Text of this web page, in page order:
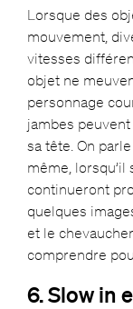
Lorsque des
mouvement,
vitesses
objet ne
personnage
jambes
sa tête. On
même, lorsqu’il
continueront
quelques
et le
comprendre
6. Slow in